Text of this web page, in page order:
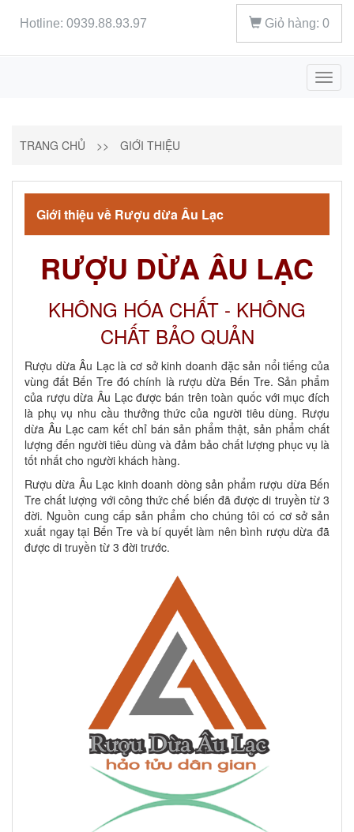
Hotline: 0939.88.93.97 Giỏ hàng: 0
TRANG CHỦ >> GIỚI THIỆU
Giới thiệu về Rượu dừa Âu Lạc
RƯỢU DỪA ÂU LẠC
KHÔNG HÓA CHẤT - KHÔNG
CHẤT BẢO QUẢN
Rượu dừa Âu Lạc là cơ sở kinh doanh đặc sản nổi tiếng của
vùng đất Bến Tre đó chính là rượu dừa Bến Tre. Sản phẩm
của rượu dừa Âu Lạc được bán trên toàn quốc với mục đích
là phụ vụ nhu cầu thưởng thức của người tiêu dùng. Rượu
dừa Âu Lạc cam kết chỉ bán sản phẩm thật, sản phẩm chất
lượng đến người tiêu dùng và đảm bảo chất lượng phục vụ là
tốt nhất cho người khách hàng.
Rượu dừa Âu Lạc kinh doanh dòng sản phẩm rượu dừa Bến
Tre chất lượng với công thức chế biến đã được di truyền từ 3
đời. Nguồn cung cấp sản phẩm cho chúng tôi có cơ sở sản
xuất ngay tại Bến Tre và bí quyết làm nên bình rượu dừa đã
được di truyền từ 3 đời trước.